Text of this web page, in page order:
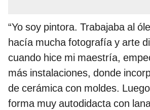
“Yo soy pintora. Trabajaba al
hacía mucha fotografía y arte
cuando hice mi maestría,
más instalaciones, donde
de cerámica con moldes.
forma muy autodidacta con